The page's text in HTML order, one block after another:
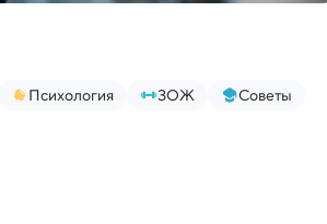
Психология ЗОЖ Советы